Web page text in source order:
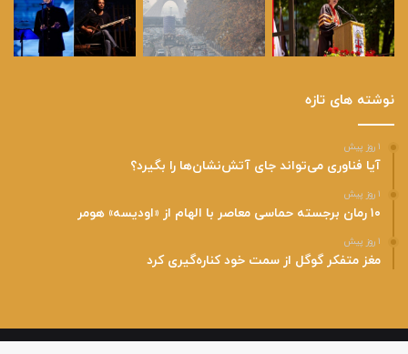
نوشته های تازه
۱ روز پیش
آیا فناوری می‌تواند جای آتش‌نشان‌ها را بگیرد؟
۱ روز پیش
۱۰ رمان برجسته حماسی معاصر با الهام از «اودیسه» هومر
۱ روز پیش
مغز متفکر گوگل از سمت خود کناره‌گیری کرد